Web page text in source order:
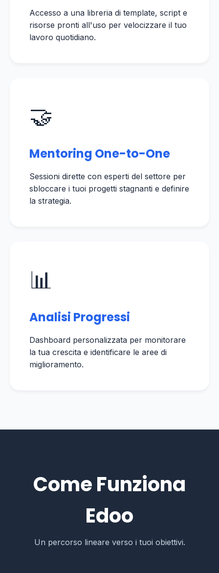
Accesso a una libreria di template, script e
risorse pronti all'uso per velocizzare il tuo
lavoro quotidiano.
🤝
Mentoring One-to-One
Sessioni dirette con esperti del settore per
sbloccare i tuoi progetti stagnanti e definire
la strategia.
📊
Analisi Progressi
Dashboard personalizzata per monitorare
la tua crescita e identificare le aree di
miglioramento.
Come Funziona
Edoo
Un percorso lineare verso i tuoi obiettivi.